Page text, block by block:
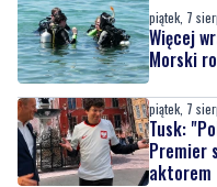
piątek, 7
Więcej
Morski
piątek, 7
Tusk:
Premier
aktorem